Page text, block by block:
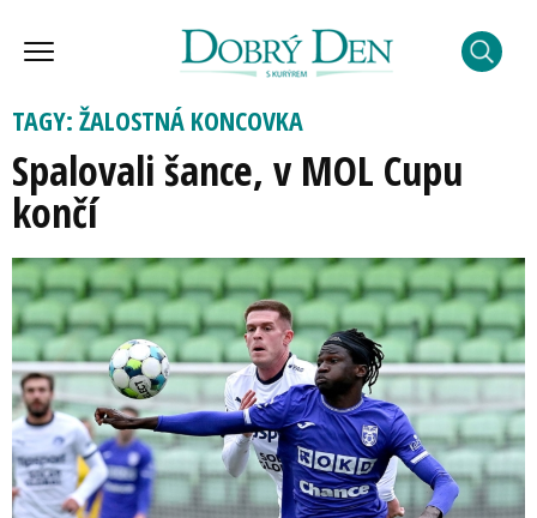
TAGY: ŽALOSTNÁ KONCOVKA
Spalovali šance, v MOL Cupu
končí